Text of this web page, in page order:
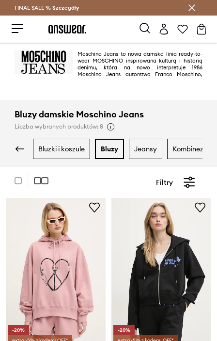
Oszczędzaj z Answear Club >
FINAL SALE % Szczegóły
Moschino Jeans to nowa damska linia ready-to-
wear MOSCHINO inspirowana kulturą i historią
denimu, która na nowo interpretuje 1986
Moschino Jeans autorstwa Franco Moschino,
Bluzy damskie Moschino Jeans
Liczba wybranych produktów: 8
bluzki i koszule bluzy jeansy kombinezony
Filtry
-20%
-20%